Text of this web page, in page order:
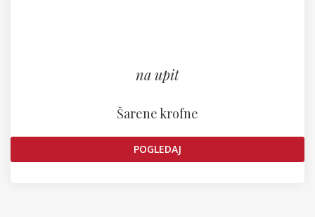
na upit
Šarene krofne
POGLEDAJ